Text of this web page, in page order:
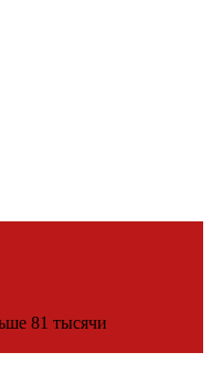
81 тысячи